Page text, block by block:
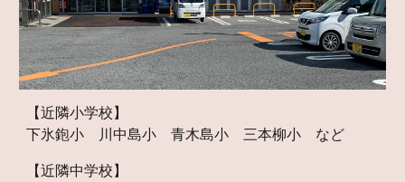
【近隣小学校】
下氷鉋小 川中島小 青木島小 三本柳小 など
【近隣中学校】